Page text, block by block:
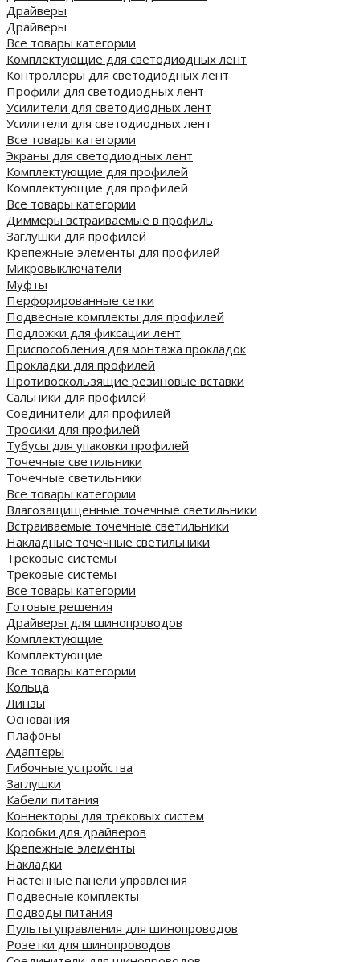
Драйверы
Драйверы
Все товары категории
Комплектующие для светодиодных лент
Контроллеры для светодиодных лент
Профили для светодиодных лент
Усилители для светодиодных лент
Усилители для светодиодных лент
Все товары категории
Экраны для светодиодных лент
Комплектующие для профилей
Комплектующие для профилей
Все товары категории
Диммеры встраиваемые в профиль
Заглушки для профилей
Крепежные элементы для профилей
Микровыключатели
Муфты
Перфорированные сетки
Подвесные комплекты для профилей
Подложки для фиксации лент
Приспособления для монтажа прокладок
Прокладки для профилей
Противоскользящие резиновые вставки
Сальники для профилей
Соединители для профилей
Тросики для профилей
Тубусы для упаковки профилей
Точечные светильники
Точечные светильники
Все товары категории
Влагозащищенные точечные светильники
Встраиваемые точечные светильники
Накладные точечные светильники
Трековые системы
Трековые системы
Все товары категории
Готовые решения
Драйверы для шинопроводов
Комплектующие
Комплектующие
Все товары категории
Кольца
Линзы
Основания
Плафоны
Адаптеры
Гибочные устройства
Заглушки
Кабели питания
Коннекторы для трековых систем
Коробки для драйверов
Крепежные элементы
Накладки
Настенные панели управления
Подвесные комплекты
Подводы питания
Пульты управления для шинопроводов
Розетки для шинопроводов